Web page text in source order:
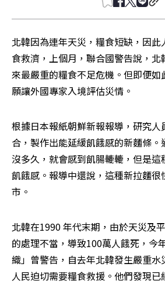
北韓因為連年天災，糧食短缺，因
食救濟，上個月，聯合國警告說，
來最嚴重的糧食不足危機。但即便如
願讓外國專家入境評估災情。
根據日本報紙朝鮮新報報導，研究人
合，製作出能延緩飢餓感的新麵條。
沒多久，就會感到飢腸轆轆，但是
飢餓感。報導中還說，這種新拉麵很
市。
北韓在1990 年代末期，由於天災及
的處理不當，導致100萬人餓死，今
織」曾警告，自去年北韓發生嚴重
人民迫切需要糧食救援。他們發現